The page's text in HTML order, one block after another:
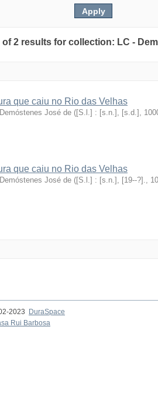
2 results for collection: LC -
que caiu no Rio das Velhas
José de ([S.l.] : [s.n.], [s.d.] ,
que caiu no Rio das Velhas
José de ([S.l.] : [s.n.], [19--?].,
2023
DuraSpace
Rui Barbosa